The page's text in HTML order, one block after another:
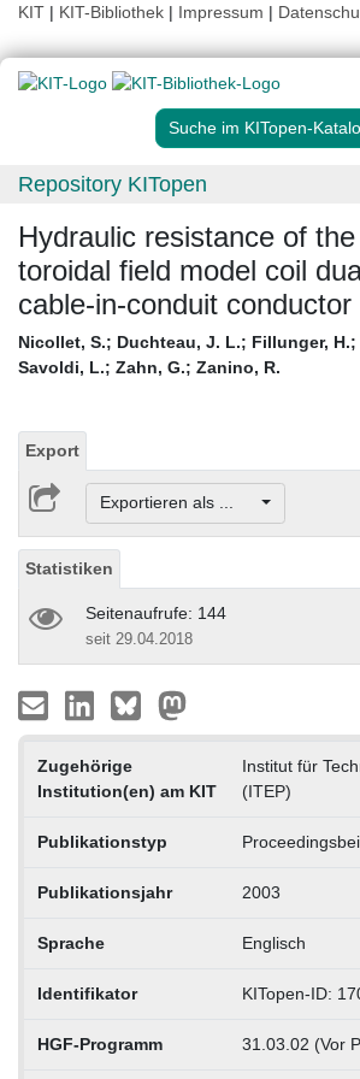
KIT | KIT-Bibliothek | Impressum |
Suche im KITopen-
Repository KITopen
Hydraulic resistance of
toroidal field model coil
cable-in-conduit
Nicollet, S.; Duchteau, J. L.; Fillunger, H.;
Savoldi, L.; Zahn, G.; Zanino, R.
Export
Exportieren als ...
Statistiken
Seitenaufrufe: 144
seit 29.04.2018
Zugehörige
Institution(en) am KIT
Institut für
(ITEP)
Publikationstyp
Publikationsjahr 2003
Sprache Englisch
Identifikator KITopen-ID:
HGF-Programm 31.03.02 (Vor